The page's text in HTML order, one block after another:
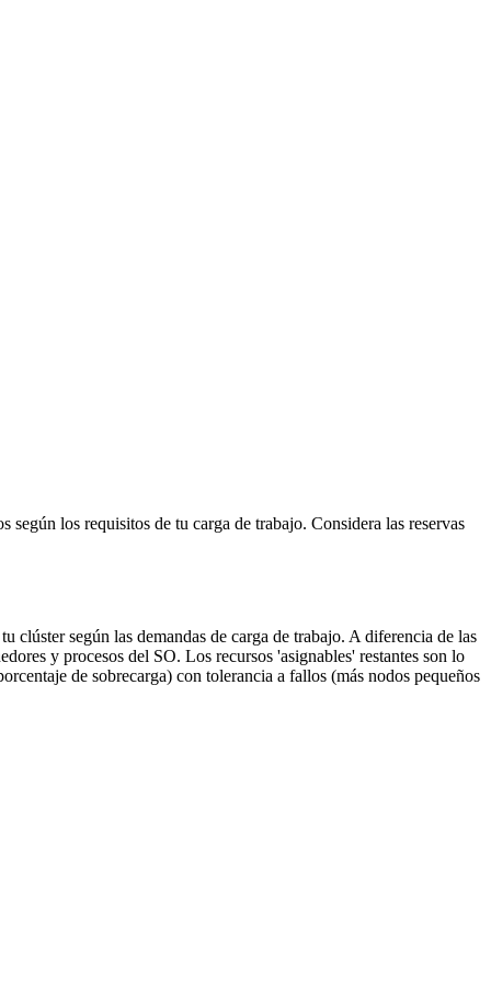
los requisitos de tu carga de trabajo. Considera las reservas
clúster según las demandas de carga de trabajo. A diferencia de las
y procesos del SO. Los recursos 'asignables' restantes son lo
de sobrecarga) con tolerancia a fallos (más nodos pequeños